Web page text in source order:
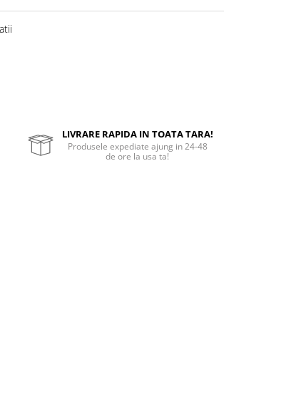
LIVRARE RAPIDA IN TOATA TARA!
Produsele expediate ajung in 24-48
de ore la usa ta!